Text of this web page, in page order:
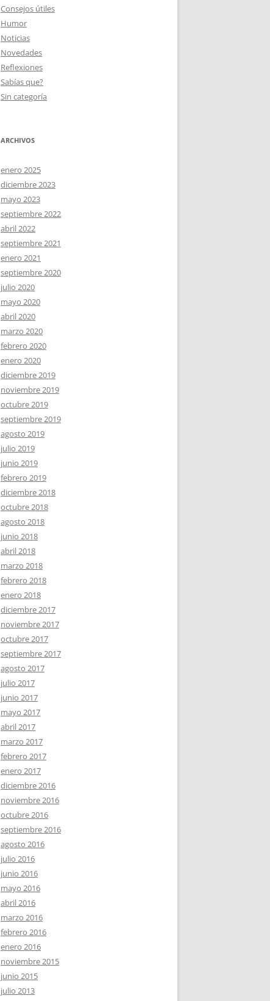
Consejos útiles
Humor
Noticias
Novedades
Reflexiones
Sabías que?
Sin categoría
ARCHIVOS
enero 2025
diciembre 2023
mayo 2023
septiembre 2022
abril 2022
septiembre 2021
enero 2021
septiembre 2020
julio 2020
mayo 2020
abril 2020
marzo 2020
febrero 2020
enero 2020
diciembre 2019
noviembre 2019
octubre 2019
septiembre 2019
agosto 2019
julio 2019
junio 2019
febrero 2019
diciembre 2018
octubre 2018
agosto 2018
junio 2018
abril 2018
marzo 2018
febrero 2018
enero 2018
diciembre 2017
noviembre 2017
octubre 2017
septiembre 2017
agosto 2017
julio 2017
junio 2017
mayo 2017
abril 2017
marzo 2017
febrero 2017
enero 2017
diciembre 2016
noviembre 2016
octubre 2016
septiembre 2016
agosto 2016
julio 2016
junio 2016
mayo 2016
abril 2016
marzo 2016
febrero 2016
enero 2016
noviembre 2015
junio 2015
julio 2013